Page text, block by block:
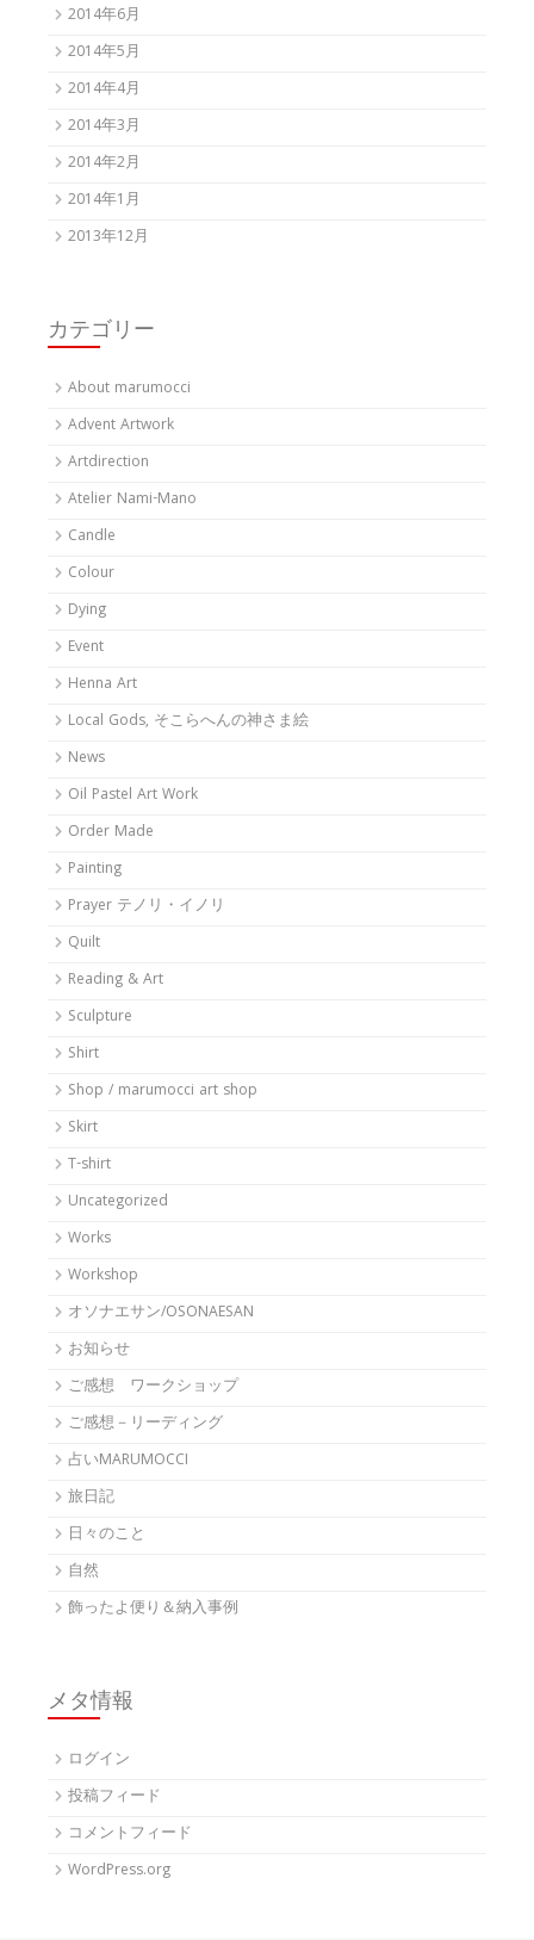
2014年6月
2014年5月
2014年4月
2014年3月
2014年2月
2014年1月
2013年12月
カテゴリー
About marumocci
Advent Artwork
Artdirection
Atelier Nami-Mano
Candle
Colour
Dying
Event
Henna Art
Local Gods, そこらへんの神さま絵
News
Oil Pastel Art Work
Order Made
Painting
Prayer テノリ・イノリ
Quilt
Reading & Art
Sculpture
Shirt
Shop / marumocci art shop
Skirt
T-shirt
Uncategorized
Works
Workshop
オソナエサン/OSONAESAN
お知らせ
ご感想 ワークショップ
ご感想－リーディング
占いMARUMOCCI
旅日記
日々のこと
自然
飾ったよ便り＆納入事例
メタ情報
ログイン
投稿フィード
コメントフィード
WordPress.org